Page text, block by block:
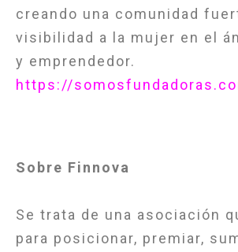
creando una comunidad
visibilidad a la mujer en el
y emprendedor.
https://
Sobre Finnova
Se trata de una asociación
para posicionar, premiar,